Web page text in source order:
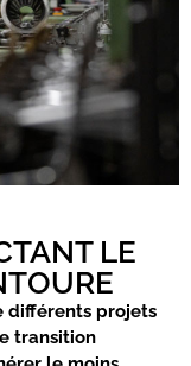
LE
différents projets
transition